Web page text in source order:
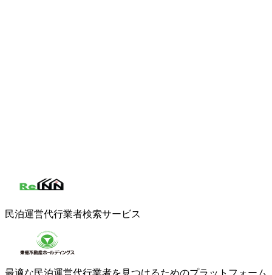
民泊運営代行業者検索サービス
最適な民泊運営代行業者を見つけるためのプラットフォーム